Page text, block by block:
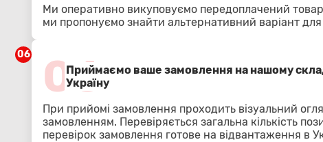
Ми оперативно викуповуємо передоплачений
ми пропонуємо знайти альтернативний варіант
06 06
Приймаємо ваше замовлення на нашому
Україну
При прийомі замовлення проходить візуальний
замовленням. Перевіряється загальна кількість
перевірок замовлення готове на відвантаження в